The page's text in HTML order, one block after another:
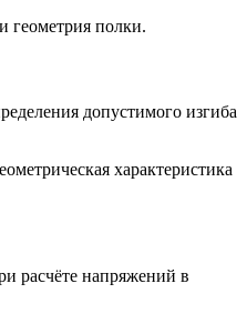
геометрия полки.
допустимого изгиба
характеристика
расчёте напряжений в